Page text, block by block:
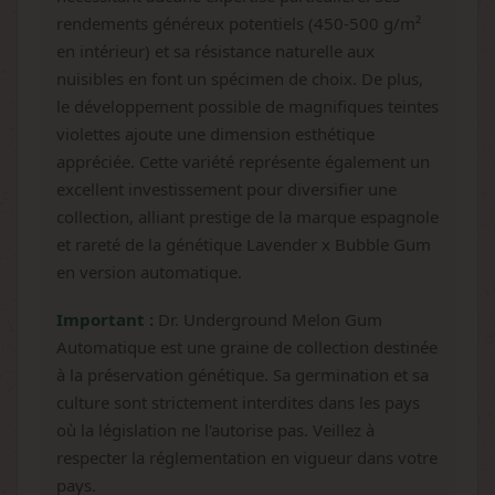
rendements généreux potentiels (450-500 g/m²
en intérieur) et sa résistance naturelle aux
nuisibles en font un spécimen de choix. De plus,
le développement possible de magnifiques teintes
violettes ajoute une dimension esthétique
appréciée. Cette variété représente également un
excellent investissement pour diversifier une
collection, alliant prestige de la marque espagnole
et rareté de la génétique Lavender x Bubble Gum
en version automatique.
Important : Dr. Underground Melon Gum
Automatique est une graine de collection destinée
à la préservation génétique. Sa germination et sa
culture sont strictement interdites dans les pays
où la législation ne l'autorise pas. Veillez à
respecter la réglementation en vigueur dans votre
pays.